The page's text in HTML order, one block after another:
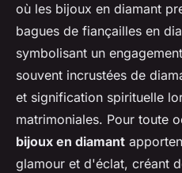
où les bijoux en diamant
bagues de fiançailles en
symbolisant un
souvent incrustées de
et signification spirituelle
matrimoniales. Pour toute
bijoux en diamant
glamour et d'éclat, créant